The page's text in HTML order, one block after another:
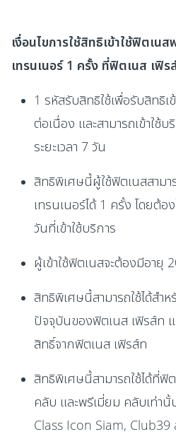
เงื่อนไขการใช้สิทธิเข้าใช้ฟิตเน
เทรนเนอร์ 1 ครั้ง ที่ฟิตเนส เฟิร
1 รหัสรับสิทธิใช้เพื่อรับสิทธิ
ต่อเนื่อง และสามารถเข้าใช้
ระยะเวลา 7 วัน
สิทธิพิเศษนี้ผู้ใช้ฟิตเนสสามา
เทรนเนอร์ได้ 1 ครั้ง โดยต้อ
วันที่เข้าใช้บริการ
ผู้เข้าใช้ฟิตเนสจะต้องมีอายุ
สิทธิพิเศษนี้สามารถใช้ได้สำ
ปัจจุบันของฟิตเนส เฟิรส์ท
สิทธิ์จากฟิตเนส เฟิรส์ท
สิทธิพิเศษนี้สามารถใช้ได้ที่
คลับ และพรีเมี่ยม คลับเท่านั้
Class Icon Siam,